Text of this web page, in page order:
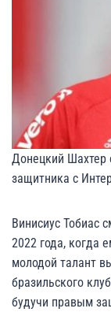
Донецкий Шахтер
защитника с
Винисиус Тобиас
2022 года, когда
молодой талант
бразильского
будучи правым